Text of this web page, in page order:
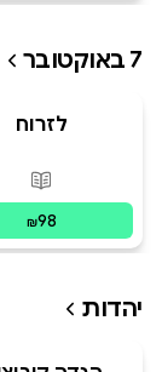
7 באוקטובר
לזרוח
₪98
יהדות